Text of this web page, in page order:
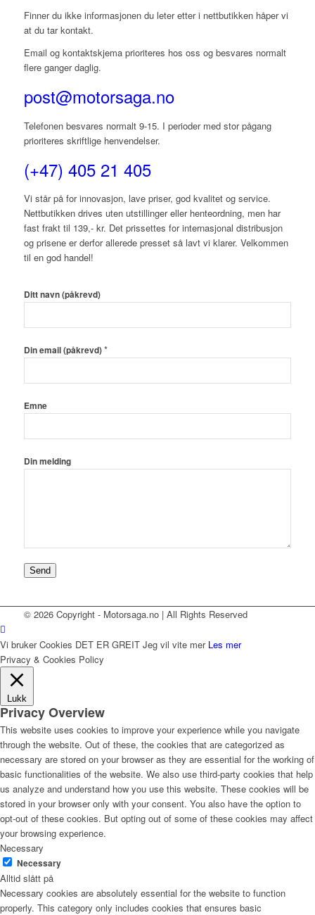
Finner du ikke informasjonen du leter etter i nettbutikken håper vi
at du tar kontakt.
Email og kontaktskjema prioriteres hos oss og besvares normalt
flere ganger daglig.
post@motorsaga.no
Telefonen besvares normalt 9-15. I perioder med stor pågang
prioriteres skriftlige henvendelser.
(+47) 405 21 405
Vi står på for innovasjon, lave priser, god kvalitet og service.
Nettbutikken drives uten utstillinger eller henteordning, men har
fast frakt til 139,- kr. Det prissettes for internasjonal distribusjon
og prisene er derfor allerede presset så lavt vi klarer. Velkommen
til en god handel!
Ditt navn (påkrevd)
Din email (påkrevd)*
Emne
Din melding
Send
© 2026 Copyright - Motorsaga.no | All Rights Reserved
Vi bruker Cookies DET ER GREIT Jeg vil vite mer Les mer
Privacy & Cookies Policy
Lukk
Privacy Overview
This website uses cookies to improve your experience while you navigate
through the website. Out of these, the cookies that are categorized as
necessary are stored on your browser as they are essential for the working of
basic functionalities of the website. We also use third-party cookies that help
us analyze and understand how you use this website. These cookies will be
stored in your browser only with your consent. You also have the option to
opt-out of these cookies. But opting out of some of these cookies may affect
your browsing experience.
Necessary
Necessary
Alltid slått på
Necessary cookies are absolutely essential for the website to function
properly. This category only includes cookies that ensures basic